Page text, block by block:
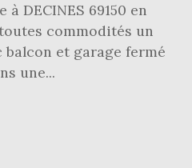
DECINES 69150 en
commodités un
balcon et garage fermé
une...